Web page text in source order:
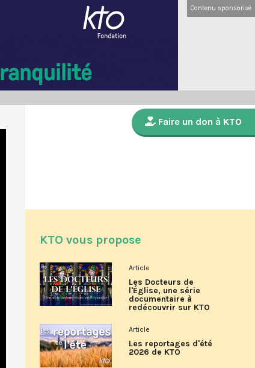
Contenu sponsorisé
Faire un don à KTO
KTO vous propose
Article
Les Docteurs de
l'Église, une série
documentaire à
redécouvrir sur KTO
Article
Les reportages d'été
2026 de KTO